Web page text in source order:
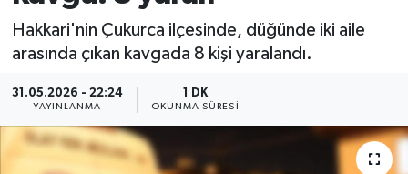
Hakkari'nin Çukurca ilçesinde, düğünde iki aile
arasında çıkan kavgada 8 kişi yaralandı.
31.05.2026 - 22:24
YAYINLANMA
1 DK
OKUNMA SÜRESI
Son Dakika Haberleri